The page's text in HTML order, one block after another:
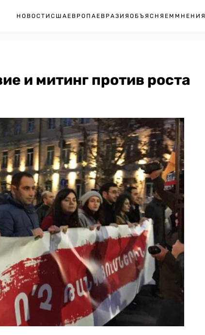
НОВОСТИ США ЕВРОПА ЕВРАЗИЯ ОБЪЯСНЯЕМ МНЕНИЯ
и митинг против роста